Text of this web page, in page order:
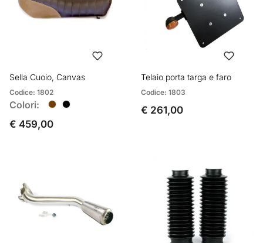
Sella Cuoio, Canvas
Codice: 1802
Colori:
€ 459,00
Telaio porta targa e faro
Codice: 1803
€ 261,00